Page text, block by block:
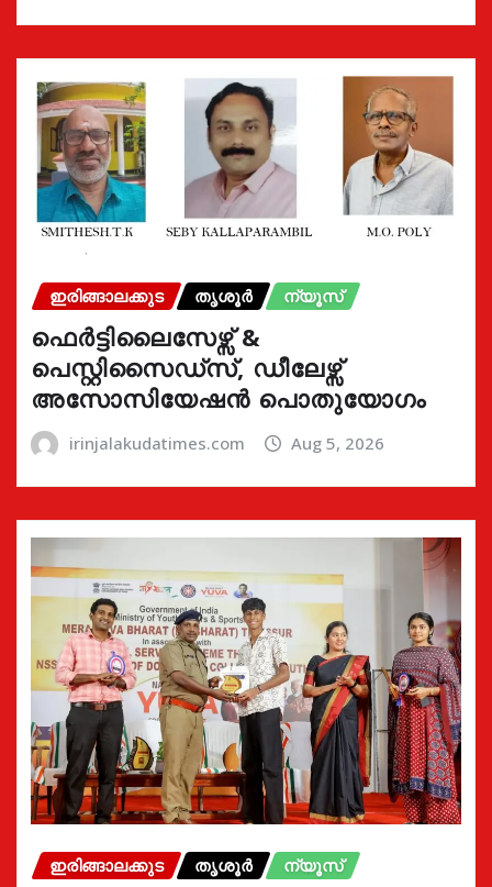
ഇരിങ്ങാലക്കുട തൃശൂർ ന്യൂസ്
ഫെർട്ടിലൈസേഴ്സ് &
പെസ്റ്റിസൈഡ്സ്, ഡീലേഴ്സ്
അസോസിയേഷൻ പൊതുയോഗം
irinjalakudatimes.com Aug 5, 2026
ഇരിങ്ങാലക്കുട തൃശൂർ ന്യൂസ്